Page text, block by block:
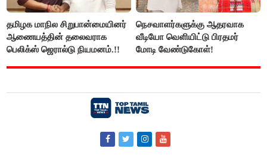
தமிழக மாநில சிறுபான்மையினர்
ஆணையத்தின் தலைவராக
பெலிக்ஸ் ஜெரால்டு நியமனம்.!!
நெசவாளர்களுக்கு ஆதரவாக
வீடியோ வெளியிட்டு பிரதமர்
மோடி வேண்டுகோள்!